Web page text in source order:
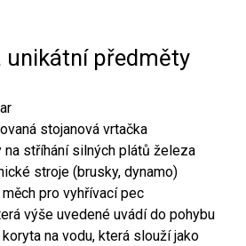
unikátní předměty
stojanová vrtačka
stříhání silných plátů železa
stroje (brusky, dynamo)
pro vyhřívací pec
výše uvedené uvádí do pohybu
na vodu, která slouží jako